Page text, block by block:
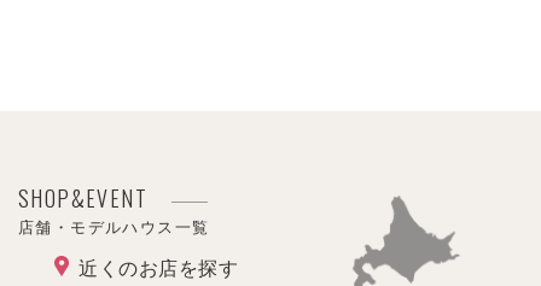
SHOP&EVENT
店舗・モデルハウス一覧
近くのお店を探す